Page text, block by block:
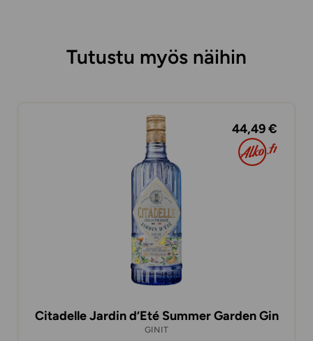
Tutustu myös näihin
44,49 €
Citadelle Jardin d’Eté Summer Garden Gin
GINIT